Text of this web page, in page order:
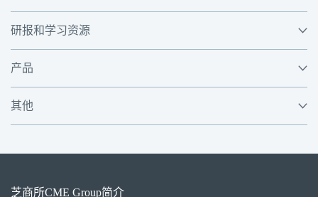
研报和学习资源
产品
其他
芝商所CME Group简介